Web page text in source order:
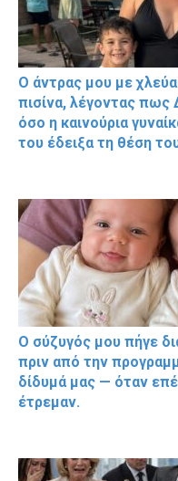
Ο άντρας μου με
πισίνα, λέγοντας
όσο η καινούρια
του έδειξα τη θέση
Ο σύζυγός μου πήγε
πριν από την
δίδυμά μας — όταν
έτρεμαν.